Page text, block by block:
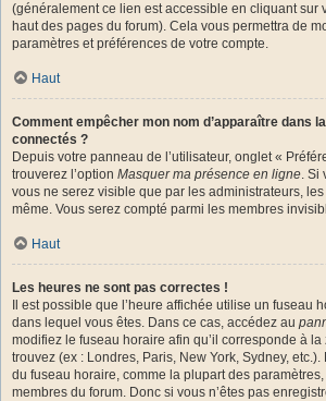
(généralement ce lien est accessible en cliquant sur
haut des pages du forum). Cela vous permettra de
paramètres et préférences de votre compte.
Haut
Comment empêcher mon nom d’apparaître dans
connectés ?
Depuis votre panneau de l’utilisateur, onglet «
trouverez l’option Masquer ma présence en ligne. Si
vous ne serez visible que par les administrateurs,
même. Vous serez compté parmi les membres
Haut
Les heures ne sont pas correctes !
Il est possible que l’heure affichée utilise un fuseau
dans lequel vous êtes. Dans ce cas, accédez au
modifiez le fuseau horaire afin qu’il corresponde à
trouvez (ex : Londres, Paris, New York, Sydney,
du fuseau horaire, comme la plupart des paramètres,
membres du forum. Donc si vous n’êtes pas